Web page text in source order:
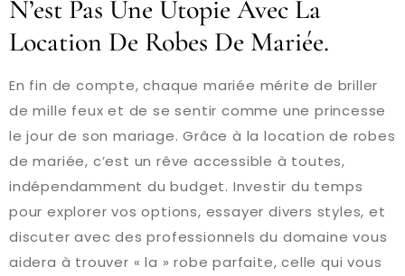
N’est Pas Une Utopie Avec La
Location De Robes De Mariée.
En fin de compte, chaque mariée mérite de briller
de mille feux et de se sentir comme une princesse
le jour de son mariage. Grâce à la location de robes
de mariée, c’est un rêve accessible à toutes,
indépendamment du budget. Investir du temps
pour explorer vos options, essayer divers styles, et
discuter avec des professionnels du domaine vous
aidera à trouver « la » robe parfaite, celle qui vous